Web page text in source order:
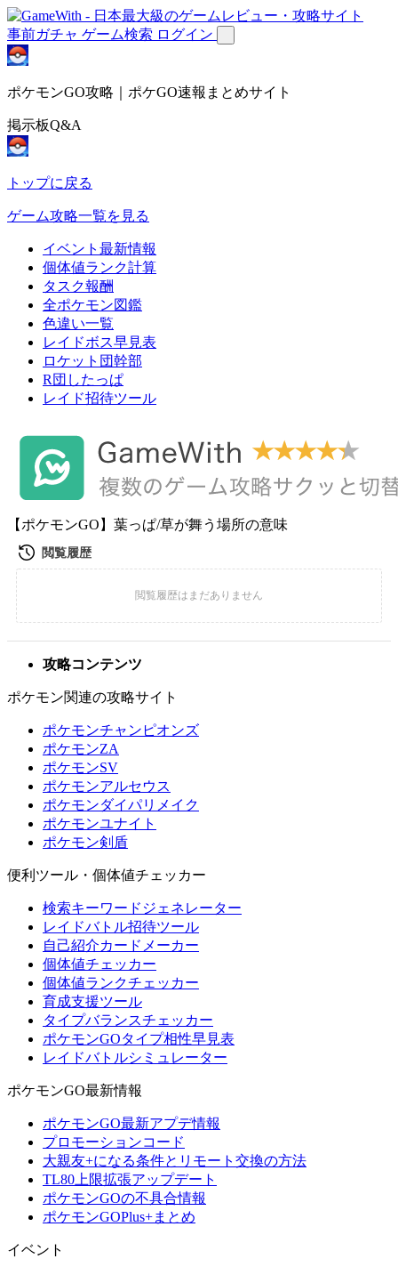
事前ガチャ ゲーム検索 ログイン
ポケモンGO攻略｜ポケGO速報まとめサイト
掲示板Q&A
トップに戻る
ゲーム攻略一覧を見る
イベント最新情報
個体値ランク計算
タスク報酬
全ポケモン図鑑
色違い一覧
レイドボス早見表
ロケット団幹部
R団したっぱ
レイド招待ツール
【ポケモンGO】葉っぱ/草が舞う場所の意味
攻略コンテンツ
ポケモン関連の攻略サイト
ポケモンチャンピオンズ
ポケモンZA
ポケモンSV
ポケモンアルセウス
ポケモンダイパリメイク
ポケモンユナイト
ポケモン剣盾
便利ツール・個体値チェッカー
検索キーワードジェネレーター
レイドバトル招待ツール
自己紹介カードメーカー
個体値チェッカー
個体値ランクチェッカー
育成支援ツール
タイプバランスチェッカー
ポケモンGOタイプ相性早見表
レイドバトルシミュレーター
ポケモンGO最新情報
ポケモンGO最新アプデ情報
プロモーションコード
大親友+になる条件とリモート交換の方法
TL80上限拡張アップデート
ポケモンGOの不具合情報
ポケモンGOPlus+まとめ
イベント